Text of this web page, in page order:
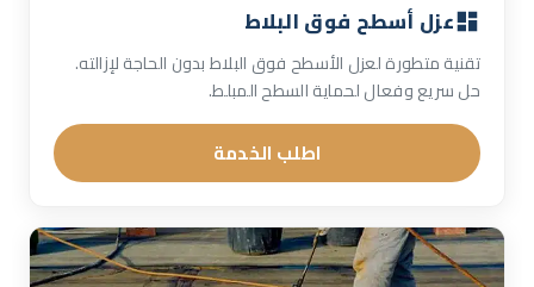
عزل أسطح فوق البلاط
تقنية متطورة لعزل الأسطح فوق البلاط بدون الحاجة لإزالته.
حل سريع وفعال لحماية السطح المبلط.
اطلب الخدمة